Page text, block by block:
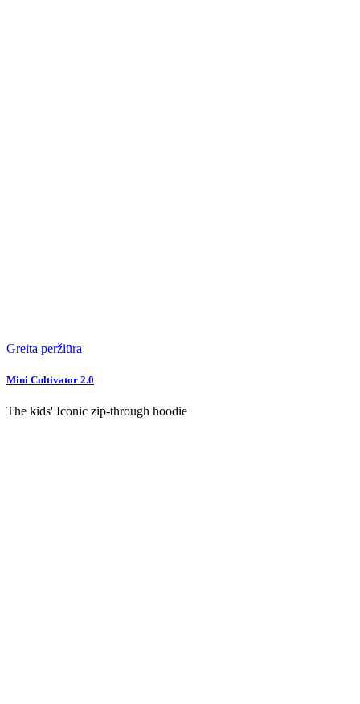
Greita peržiūra
Mini Cultivator 2.0
The kids' Iconic zip-through hoodie